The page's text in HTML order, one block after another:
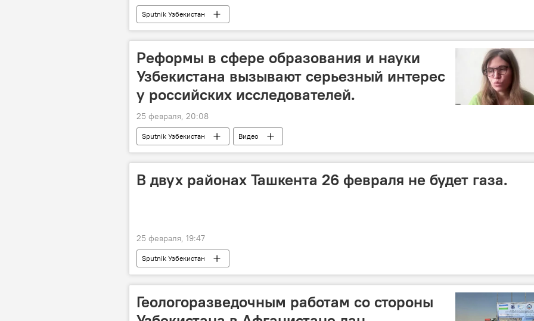
Sputnik Узбекистан
Реформы в сфере образования и науки
Узбекистана вызывают серьезный интерес
у российских исследователей.
25 февраля, 20:08
Sputnik Узбекистан Видео
В двух районах Ташкента 26 февраля не будет газа.
25 февраля, 19:47
Sputnik Узбекистан
Геологоразведочным работам со стороны